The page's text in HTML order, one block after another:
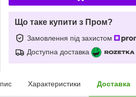
Що таке купити з Пром?
Замовлення під захистом
Доступна доставка
Характеристики Доставка